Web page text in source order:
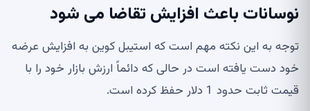
نوسانات باعث افزایش تقاضا می شود
توجه به این نکته مهم است که استیبل کوین به افزایش عرضه
خود دست یافته است در حالی که دائماً ارزش بازار خود را با
قیمت ثابت حدود 1 دلار حفظ کرده است.